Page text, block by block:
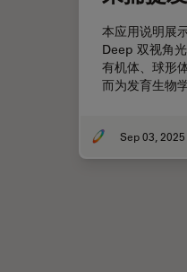
本应用说明展
Deep 双视角
有机体、球形
而为发育生物
Sep 03, 2025